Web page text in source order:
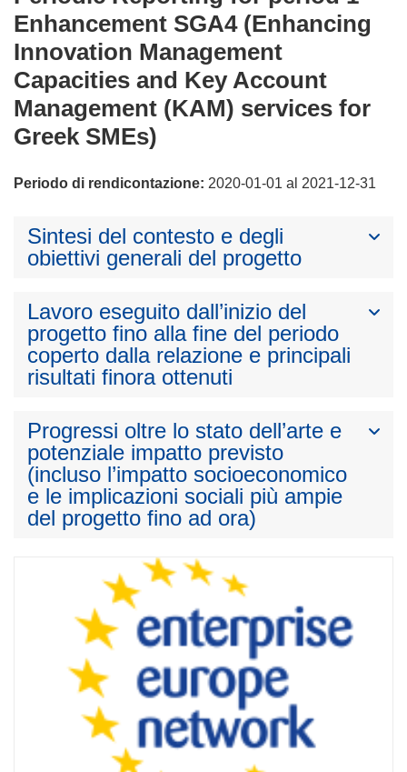
Enhancement SGA4 (Enhancing
Innovation Management
Capacities and Key Account
Management (KAM) services for
Greek SMEs)
Periodo di rendicontazione: 2020-01-01 al 2021-12-31
Sintesi del contesto e degli
obiettivi generali del progetto
Lavoro eseguito dall’inizio del
progetto fino alla fine del periodo
coperto dalla relazione e principali
risultati finora ottenuti
Progressi oltre lo stato dell’arte e
potenziale impatto previsto
(incluso l’impatto socioeconomico
e le implicazioni sociali più ampie
del progetto fino ad ora)